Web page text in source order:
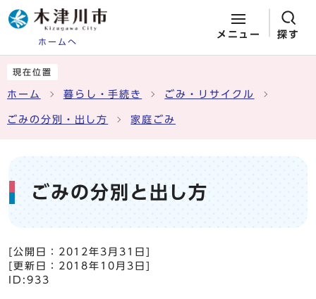
ホームへ
メニュー 探す
現在位置
ホーム 暮らし・手続き ごみ・リサイクル
ごみの分別・出し方 家庭ごみ
ごみの分別と出し方
[公開日： 2012年3月31日
[更新日： 2018年10月3日
ID:933